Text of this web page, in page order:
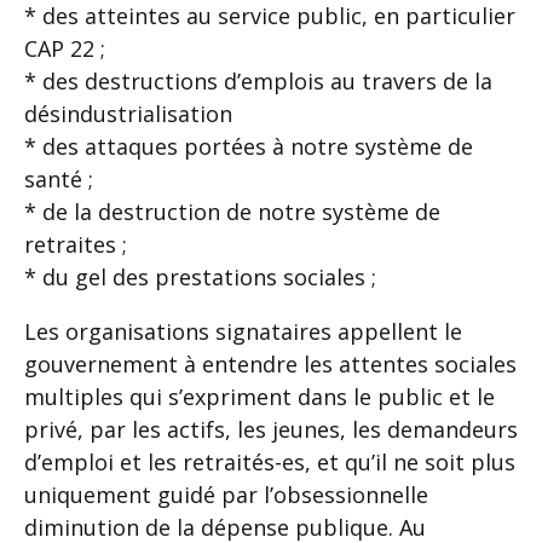
* des atteintes au service public, en particulier
CAP 22 ;
* des destructions d’emplois au travers de la
désindustrialisation
* des attaques portées à notre système de
santé ;
* de la destruction de notre système de
retraites ;
* du gel des prestations sociales ;
Les organisations signataires appellent le
gouvernement à entendre les attentes sociales
multiples qui s’expriment dans le public et le
privé, par les actifs, les jeunes, les demandeurs
d’emploi et les retraités-es, et qu’il ne soit plus
uniquement guidé par l’obsessionnelle
diminution de la dépense publique. Au